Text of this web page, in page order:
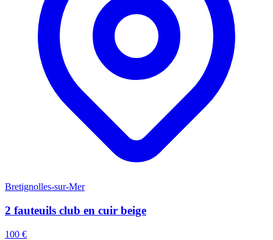
Bretignolles-sur-Mer
2 fauteuils club en cuir beige
100 €